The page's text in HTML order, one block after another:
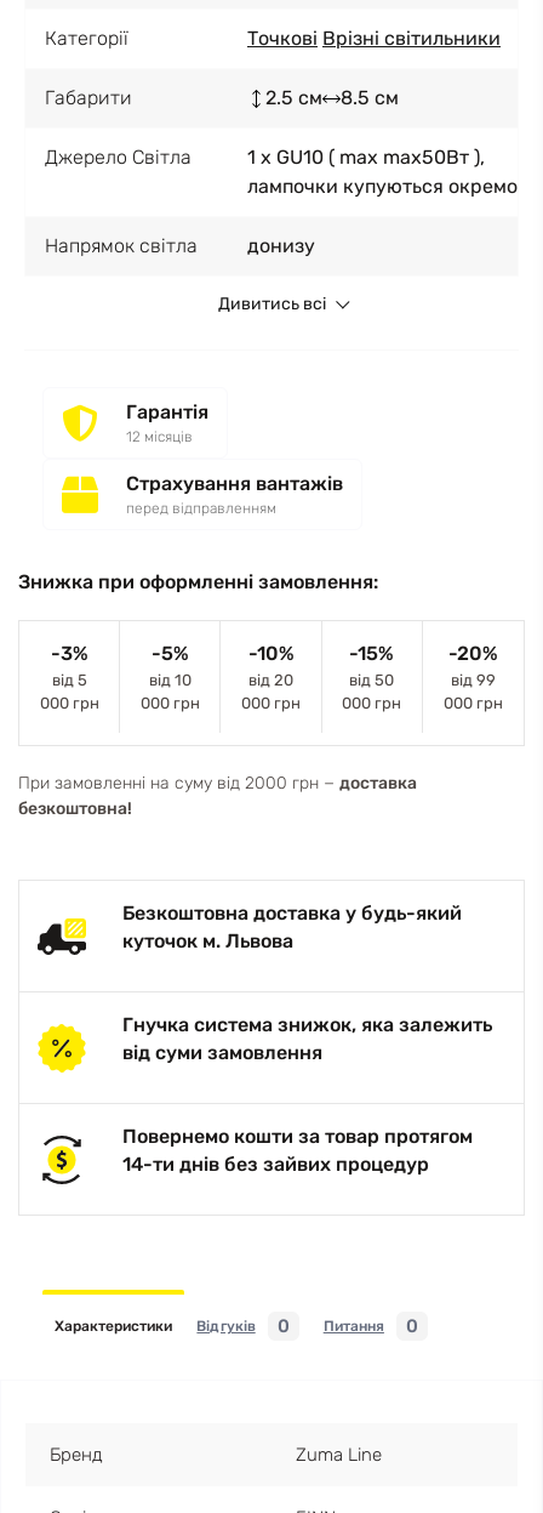
Категорії Точкові Врізні світильники
Габарити 2.5 см 8.5 см
Джерело Світла
1 x GU10 ( max max50Вт ),
лампочки купуються окремо
Напрямок світла донизу
Дивитись всі
Гарантія
12 місяців
Страхування вантажів
перед відправленням
Знижка при оформленні замовлення:
-3%
від 5
000 грн
-5%
від 10
000 грн
-10%
від 20
000 грн
-15%
від 50
000 грн
-20%
від 99
000 грн
При замовленні на суму від 2000 грн − доставка
безкоштовна!
Безкоштовна доставка у будь-який
куточок м. Львова
Гнучка система знижок, яка залежить
від суми замовлення
Повернемо кошти за товар протягом
14-ти днів без зайвих процедур
Характеристики Відгуків 0 Питання 0
Бренд Zuma Line